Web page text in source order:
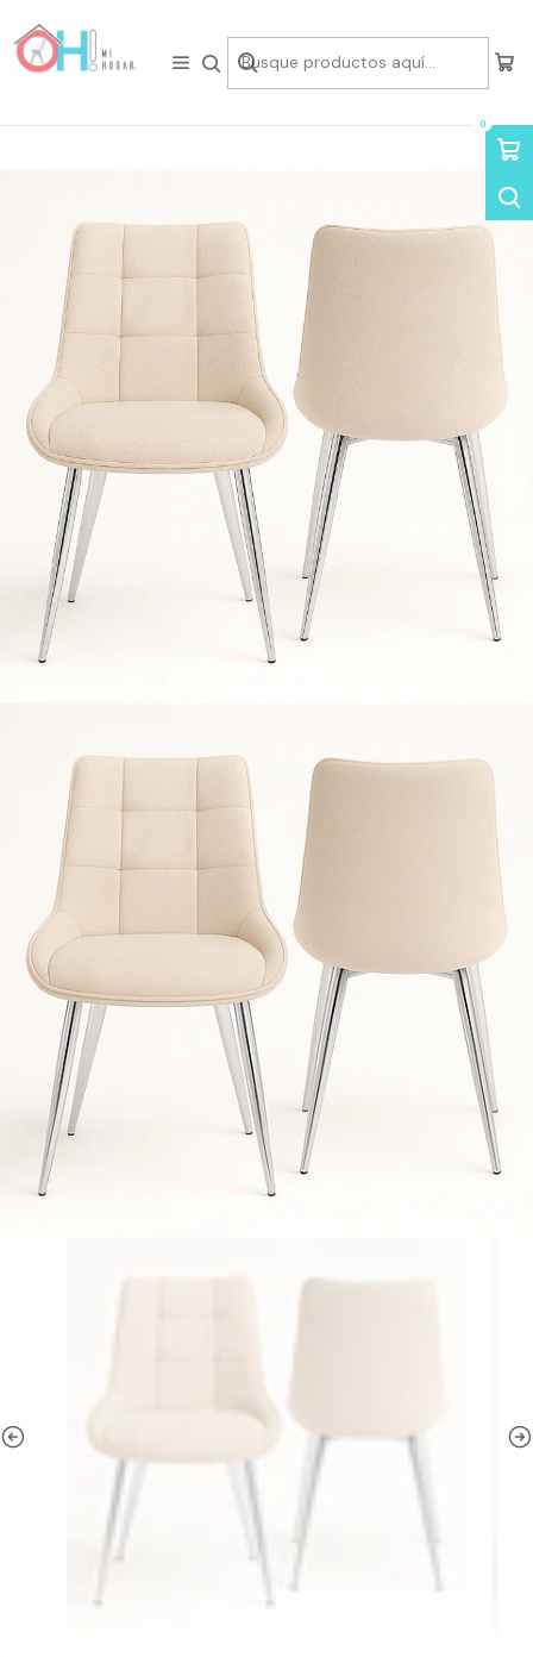
0
Inicio Packs de Asientos Sillas en Pack
Pack de 2 Sillas Milano Lino Base Plata